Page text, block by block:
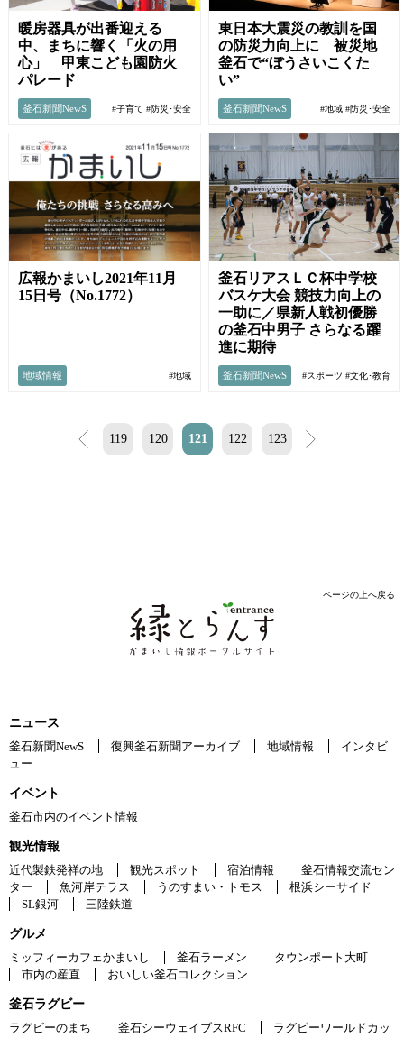
暖房器具が出番迎える
中、まちに響く「火の用
心」 甲東こども園防火
パレード
釜石新聞NewS #子育て #防災･安全
東日本大震災の教訓を国
の防災力向上に 被災地
釜石で“ぼうさいこくた
い”
釜石新聞NewS #地域 #防災･安全
広報かまいし2021年11月
15日号（No.1772）
地域情報 #地域
釜石リアスＬＣ杯中学校
バスケ大会 競技力向上の
一助に／県新人戦初優勝
の釜石中男子 さらなる躍
進に期待
釜石新聞NewS #スポーツ #文化･教育
< 119 120 121 122 123 >
ページの上へ戻る
ニュース
釜石新聞NewS
復興釜石新聞アーカイブ 地域情報
インタビ
ュー
イベント
釜石市内のイベント情報
観光情報
近代製鉄発祥の地
観光スポット 宿泊情報
釜石情報交流セン
ター
魚河岸テラス うのすまい・トモス
根浜シーサイド
SL銀河
三陸鉄道
グルメ
ミッフィーカフェかまいし
釜石ラーメン
タウンポート大町
市内の産直
おいしい釜石コレクション
釜石ラグビー
ラグビーのまち
釜石シーウェイブスRFC ラグビーワールドカッ